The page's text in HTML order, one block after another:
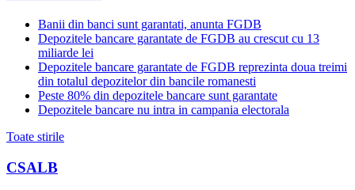
Banii din banci sunt garantati, anunta FGDB
Depozitele bancare garantate de FGDB au crescut cu 13
miliarde lei
Depozitele bancare garantate de FGDB reprezinta doua treimi
din totalul depozitelor din bancile romanesti
Peste 80% din depozitele bancare sunt garantate
Depozitele bancare nu intra in campania electorala
Toate stirile
CSALB